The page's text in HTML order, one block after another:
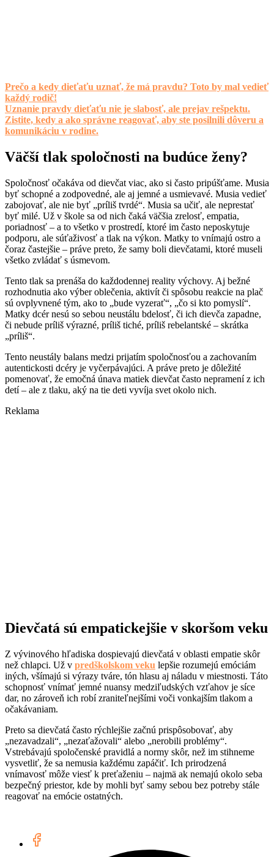
Prečo a kedy dieťaťu uznať, že má pravdu? Toto by mal vedieť
každý rodič!
Uznanie pravdy dieťaťu nie je slabosť, ale prejav rešpektu.
Zistite, kedy a ako správne reagovať, aby ste posilnili dôveru a
komunikáciu v rodine.
Väčší tlak spoločnosti na budúce ženy?
Spoločnosť očakáva od dievčat viac, ako si často pripúšťame. Musia
byť schopné a zodpovedné, ale aj jemné a usmievavé. Musia vedieť
zabojovať, ale nie byť „príliš tvrdé“. Musia sa učiť, ale neprestať
byť milé. Už v škole sa od nich čaká väčšia zrelosť, empatia,
poriadnosť – a to všetko v prostredí, ktoré im často neposkytuje
podporu, ale súťaživosť a tlak na výkon. Matky to vnímajú ostro a
čoraz častejšie – práve preto, že samy boli dievčatami, ktoré museli
všetko zvládať s úsmevom.
Tento tlak sa prenáša do každodennej reality výchovy. Aj bežné
rozhodnutia ako výber oblečenia, aktivít či spôsobu reakcie na plač
sú ovplyvnené tým, ako to „bude vyzerať“, „čo si kto pomyslí“.
Matky dcér nesú so sebou neustálu bdelosť, či ich dievča zapadne,
či nebude príliš výrazné, príliš tiché, príliš rebelantské – skrátka
„príliš“.
Tento neustály balans medzi prijatím spoločnosťou a zachovaním
autentickosti dcéry je vyčerpávajúci. A práve preto je dôležité
pomenovať, že emočná únava matiek dievčat často nepramení z ich
detí – ale z tlaku, aký na tie deti vyvíja svet okolo nich.
Reklama
Dievčatá sú empatickejšie v skoršom veku
Z vývinového hľadiska dospievajú dievčatá v oblasti empatie skôr
než chlapci. Už v predškolskom veku lepšie rozumejú emóciám
iných, všímajú si výrazy tváre, tón hlasu aj náladu v miestnosti. Táto
schopnosť vnímať jemné nuansy medziľudských vzťahov je síce
dar, no zároveň ich robí zraniteľnejšími voči vonkajším tlakom a
očakávaniam.
Preto sa dievčatá často rýchlejšie začnú prispôsobovať, aby
„nezavadzali“, „nezaťažovali“ alebo „nerobili problémy“.
Vstrebávajú spoločenské pravidlá a normy skôr, než im stihneme
vysvetliť, že sa nemusia každému zapáčiť. Ich prirodzená
vnímavosť môže viesť k preťaženiu – najmä ak nemajú okolo seba
bezpečný priestor, kde by mohli byť samy sebou bez potreby stále
reagovať na emócie ostatných.